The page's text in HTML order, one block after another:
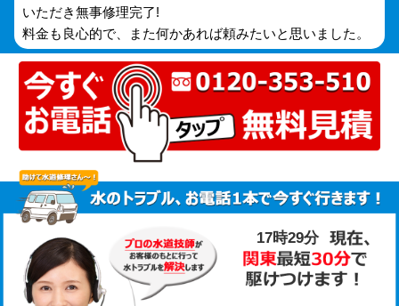
いただき無事修理完了!
料金も良心的で、また何かあれば頼みたいと思いました。
17時29分